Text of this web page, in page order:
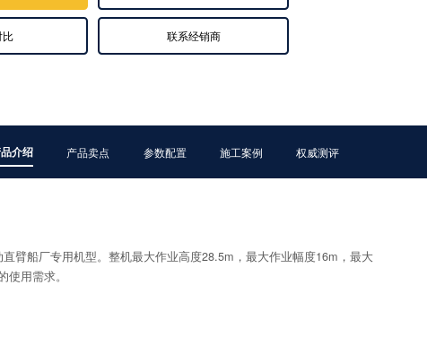
比 联系经销商
介绍 产品卖点 参数配置 施工案例 权威测评
臂船厂专用机型。整机最大作业高度28.5m，最大作业幅度16m，最大
用需求。